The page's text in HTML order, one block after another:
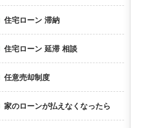
住宅ローン 滞納
住宅ローン 延滞 相談
任意売却制度
家のローンが払えなくなったら